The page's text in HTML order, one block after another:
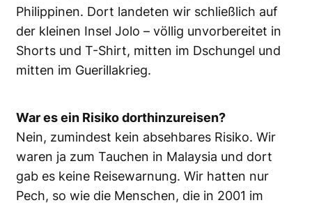
Philippinen. Dort landeten wir schließlich auf
der kleinen Insel Jolo – völlig unvorbereitet in
Shorts und T-Shirt, mitten im Dschungel und
mitten im Guerillakrieg.
War es ein Risiko dorthinzureisen?
Nein, zumindest kein absehbares Risiko. Wir
waren ja zum Tauchen in Malaysia und dort
gab es keine Reisewarnung. Wir hatten nur
Pech, so wie die Menschen, die in 2001 im